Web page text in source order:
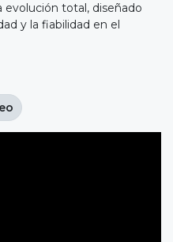
evolución total, diseñado
y la fiabilidad en el